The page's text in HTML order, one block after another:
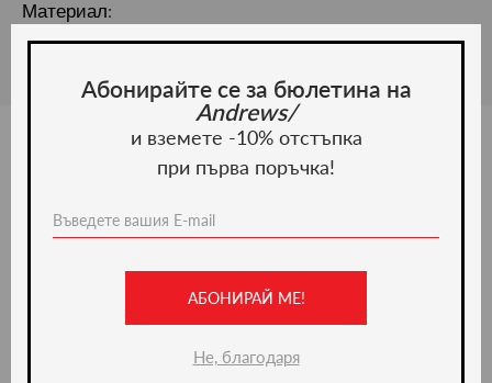
Материал:
Абонирайте се за бюлетина на
Andrews/
и вземете -10% отстъпка
при първа поръчка!
АБОНИРАЙ МЕ!
Не, благодаря